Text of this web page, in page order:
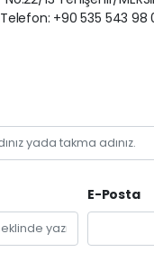
Telefon: +90 535 543 98
E-Posta